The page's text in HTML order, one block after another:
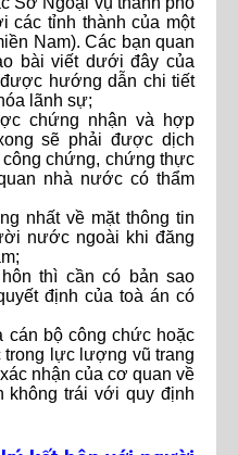
các tỉnh thành của một
Nam). Các bạn quan
bài viết dưới đây của
hướng dẫn chi tiết
lãnh sự;
chứng nhận và hợp
sẽ phải được dịch
chứng, chứng thực
nhà nước có thẩm
nhất về mặt thông tin
nước ngoài khi đăng
thì cần có bản sao
định của toà án có
cán bộ công chức hoặc
lực lượng vũ trang
nhận của cơ quan về
không trái với quy định